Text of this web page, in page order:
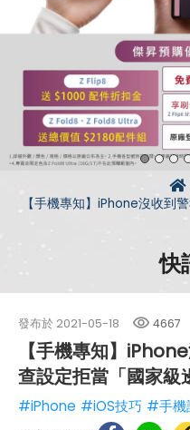
【手機專知】iPhone沒收到
快
發布於 2021-05-18 4667
【手機專知】
查設定拒當「國家級
#iPhone #iOS技巧 #手機